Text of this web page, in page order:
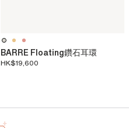
BARRE Floating鑽石耳環
HK$19,600